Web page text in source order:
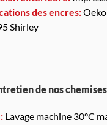
des encres:
Shirley
de nos chemises
Lavage machine 30°C